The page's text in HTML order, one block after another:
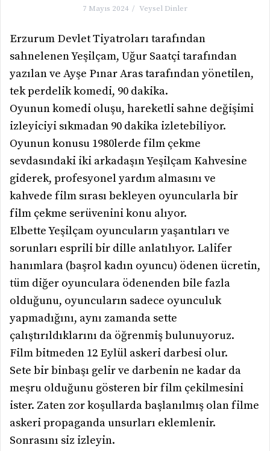
7 Mayıs 2024 Veysel Dinler
Erzurum Devlet Tiyatroları tarafından
sahnelenen Yeşilçam, Uğur Saatçi tarafından
yazılan ve Ayşe Pınar Aras tarafından yönetilen,
tek perdelik komedi, 90 dakika.
Oyunun komedi oluşu, hareketli sahne değişimi
izleyiciyi sıkmadan 90 dakika izletebiliyor.
Oyunun konusu 1980lerde film çekme
sevdasındaki iki arkadaşın Yeşilçam Kahvesine
giderek, profesyonel yardım almasını ve
kahvede film sırası bekleyen oyuncularla bir
film çekme serüvenini konu alıyor.
Elbette Yeşilçam oyuncuların yaşantıları ve
sorunları esprili bir dille anlatılıyor. Lalifer
hanımlara (başrol kadın oyuncu) ödenen ücretin,
tüm diğer oyunculara ödenenden bile fazla
olduğunu, oyuncuların sadece oyunculuk
yapmadığını, aynı zamanda sette
çalıştırıldıklarını da öğrenmiş bulunuyoruz.
Film bitmeden 12 Eylül askeri darbesi olur.
Sete bir binbaşı gelir ve darbenin ne kadar da
meşru olduğunu gösteren bir film çekilmesini
ister. Zaten zor koşullarda başlanılmış olan filme
askeri propaganda unsurları eklemlenir.
Sonrasını siz izleyin.